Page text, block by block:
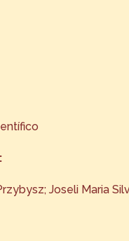
Joseli Maria